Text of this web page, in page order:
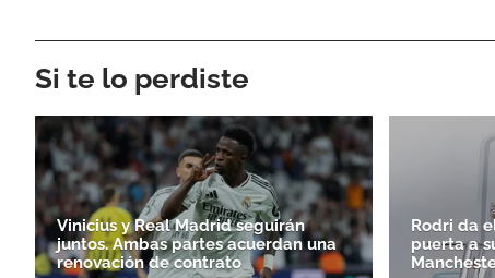
Si te lo perdiste
Vinicius y Real Madrid seguirán
juntos. Ambas partes acuerdan una
renovación de contrato
Rodri da
puerta a